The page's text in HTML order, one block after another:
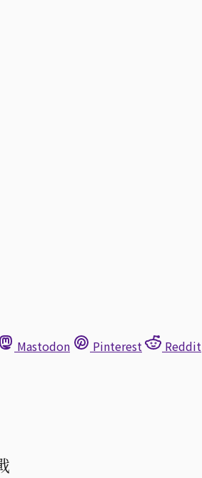
Mastodon Pinterest Reddit